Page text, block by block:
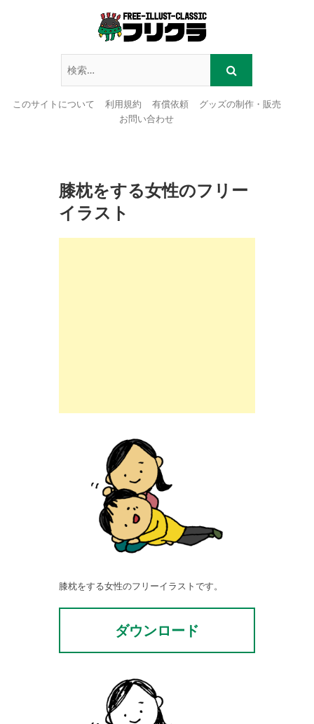
このサイトについて 利用規約 有償依頼
グッズの制作・販売
お問い合わせ
膝枕をする女性のフリー
イラスト
膝枕をする女性のフリーイラストです。
ダウンロード